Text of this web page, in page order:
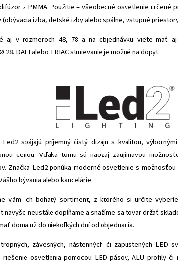
z PMMA. Použitie – všeobecné osvetlenie určené
izba, detské izby alebo spálne, vstupné
aj v rozmeroch 48, 78 a na objednávku viete mať aj
Ø 28. DALI alebo TRIAC stmievanie je možné na dopyt.
Led2 spájajú príjemný čistý dizajn s kvalitou,
cenou. Vďaka tomu sú naozaj zaujímavou
Značka Led2 ponúka moderné osvetlenie s
bývania alebo kancelárie.
Vám ich bohatý sortiment, z ktorého si určite
navyše neustále dopĺňame a snažíme sa tovar držať
doma už do niekoľkých dní od objednania.
závesných, nástenných či zapustených LED
riešenie osvetlenia pomocou LED pásov, ALU profily či